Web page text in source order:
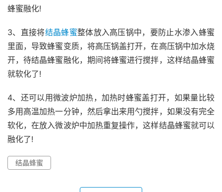
蜂蜜融化!
3、直接将结晶蜂蜜整体放入高压锅中，要防止水渗入蜂蜜
里面，导致蜂蜜变质，将高压锅盖打开，在高压锅中加水烧
开，待结晶蜂蜜融化，期间将蜂蜜进行搅拌，这样结晶蜂蜜
就软化了!
4、还可以用微波炉加热，加热时蜂蜜盖打开，如果量比较
多用高温加热一分钟，然后拿出来用勺搅拌，如果没有完全
软化，在放入微波炉中加热重复操作，这样结晶蜂蜜就可以
融化了!
结晶蜂蜜